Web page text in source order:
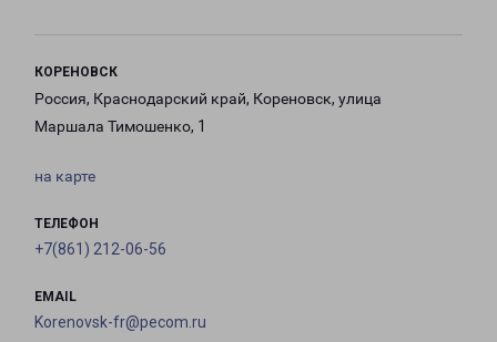
КОРЕНОВСК
Россия, Краснодарский край, Кореновск, улица
Маршала Тимошенко, 1
на карте
ТЕЛЕФОН
+7(861) 212-06-56
EMAIL
Korenovsk-fr@pecom.ru